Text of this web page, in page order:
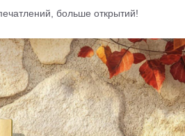
больше открытий!